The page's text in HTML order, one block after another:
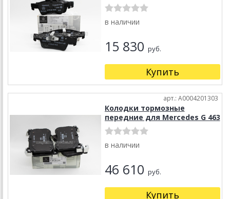
в наличии
15 830 руб.
Купить
арт.: A0004201303
Колодки тормозные
передние для Mercedes G 463
в наличии
46 610 руб.
Купить